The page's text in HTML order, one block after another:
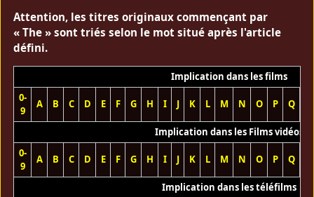
Attention, les titres originaux commençant par
« The » sont triés selon le mot situé après l'article
défini.
Implication dans les films
0-
9
A B C D E F G H I J K L M N O P Q
Implication dans les Films vidéos
0-
9
A B C D E F G H I J K L M N O P Q
Implication dans les téléfilms